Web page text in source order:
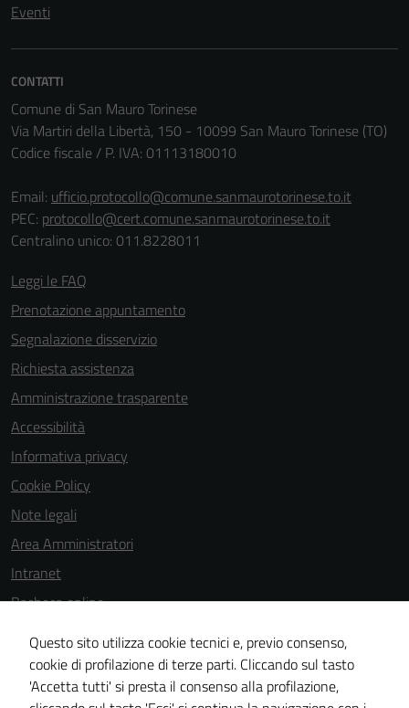
Eventi
CONTATTI
Comune di San Mauro Torinese
Via Martiri della Libertà, 150 - 10099 San Mauro Torinese (TO)
Codice fiscale / P. IVA: 01113180010
Email: ufficio.protocollo@comune.sanmaurotorinese.to.it
PEC: protocollo@cert.comune.sanmaurotorinese.to.it
Centralino unico: 011.8228011
Leggi le FAQ
Prenotazione appuntamento
Segnalazione disservizio
Richiesta assistenza
Amministrazione trasparente
Accessibilità
Informativa privacy
Cookie Policy
Note legali
Area Amministratori
Intranet
Bacheca online
Dichiarazione di accessibilità
Dichiarazione di accessibilità e modalità di segnalazioni di non
conformità
Questo sito utilizza cookie tecnici e, previo consenso,
cookie di profilazione di terze parti. Cliccando sul tasto
'Accetta tutti' si presta il consenso alla profilazione,